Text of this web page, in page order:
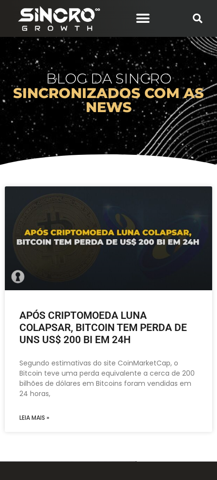
BLOG DA SINCRO
SINCRONIZADOS COM AS
NEWS
APÓS CRIPTOMOEDA LUNA
COLAPSAR, BITCOIN TEM PERDA DE
UNS US$ 200 BI EM 24H
Segundo estimativas do site CoinMarketCap, o
Bitcoin teve uma perda equivalente a cerca de 200
bilhões de dólares em Bitcoins foram vendidas em
24 horas,
LEIA MAIS »